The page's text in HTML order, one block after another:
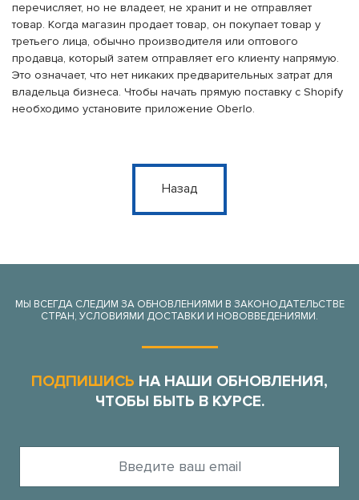
перечисляет, но не владеет, не хранит и не отправляет
товар. Когда магазин продает товар, он покупает товар у
третьего лица, обычно производителя или оптового
продавца, который затем отправляет его клиенту напрямую.
Это означает, что нет никаких предварительных затрат для
владельца бизнеса. Чтобы начать прямую поставку с Shopify
необходимо установите приложение Oberlo.
Назад
МЫ ВСЕГДА СЛЕДИМ ЗА ОБНОВЛЕНИЯМИ В ЗАКОНОДАТЕЛЬСТВЕ
СТРАН, УСЛОВИЯМИ ДОСТАВКИ И НОВОВВЕДЕНИЯМИ.
ПОДПИШИСЬ НА НАШИ ОБНОВЛЕНИЯ,
ЧТОБЫ БЫТЬ В КУРСЕ.